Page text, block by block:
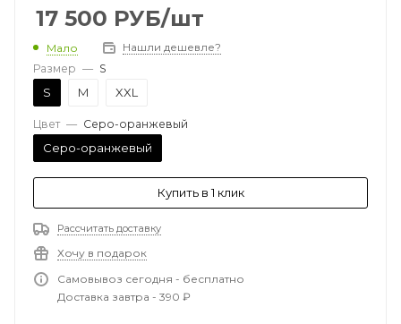
17 500 РУБ/шт
Мало
Нашли дешевле?
Размер — S
S M XXL
Цвет — Серо-оранжевый
Серо-оранжевый
Купить в 1 клик
Рассчитать доставку
Хочу в подарок
Самовывоз сегодня - бесплатно
Доставка завтра - 390 ₽